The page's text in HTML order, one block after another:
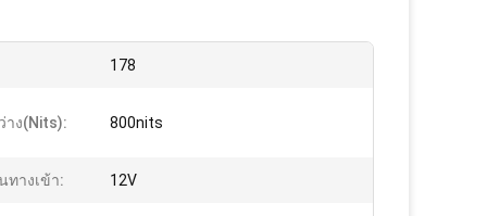
178
าง(nits): 800nits
ทางเข้า: 12V